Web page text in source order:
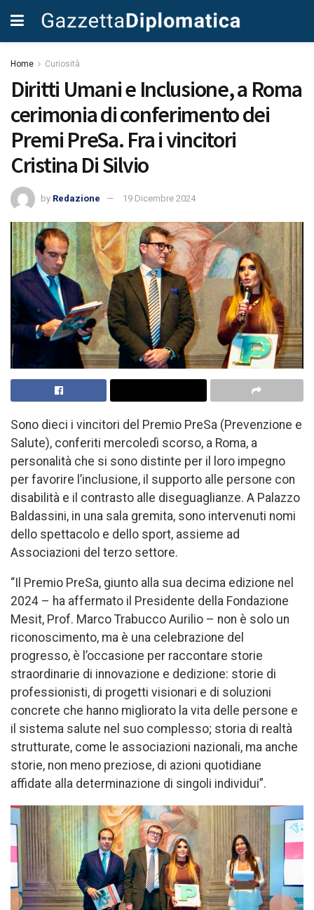
Home Curiosità
Diritti Umani e Inclusione, a Roma
cerimonia di conferimento dei
Premi PreSa. Fra i vincitori
Cristina Di Silvio
by Redazione 19 Dicembre 2024
Sono dieci i vincitori del Premio PreSa (Prevenzione e
Salute), conferiti mercoledì scorso, a Roma, a
personalità che si sono distinte per il loro impegno
per favorire l’inclusione, il supporto alle persone con
disabilità e il contrasto alle diseguaglianze. A Palazzo
Baldassini, in una sala gremita, sono intervenuti nomi
dello spettacolo e dello sport, assieme ad
Associazioni del terzo settore.
“Il Premio PreSa, giunto alla sua decima edizione nel
2024 – ha affermato il Presidente della Fondazione
Mesit, Prof. Marco Trabucco Aurilio – non è solo un
riconoscimento, ma è una celebrazione del
progresso, è l’occasione per raccontare storie
straordinarie di innovazione e dedizione: storie di
professionisti, di progetti visionari e di soluzioni
concrete che hanno migliorato la vita delle persone e
il sistema salute nel suo complesso; storia di realtà
strutturate, come le associazioni nazionali, ma anche
storie, non meno preziose, di azioni quotidiane
affidate alla determinazione di singoli individui”.